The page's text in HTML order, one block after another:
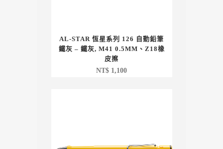
AL-STAR 恆星系列 126 自動鉛筆
鐵灰 – 鐵灰, M41 0.5MM、Z18橡
皮擦
NT$ 1,100